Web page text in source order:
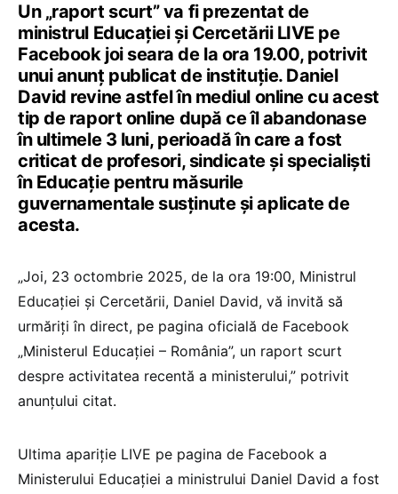
Un „raport scurt” va fi prezentat de
ministrul Educației și Cercetării LIVE pe
Facebook joi seara de la ora 19.00, potrivit
unui anunț publicat de instituție. Daniel
David revine astfel în mediul online cu acest
tip de raport online după ce îl abandonase
în ultimele 3 luni, perioadă în care a fost
criticat de profesori, sindicate și specialiști
în Educație pentru măsurile
guvernamentale susținute și aplicate de
acesta.
„Joi, 23 octombrie 2025, de la ora 19:00, Ministrul
Educației și Cercetării, Daniel David, vă invită să
urmăriți în direct, pe pagina oficială de Facebook
„Ministerul Educației – România”, un raport scurt
despre activitatea recentă a ministerului,” potrivit
anunțului citat.
Ultima apariție LIVE pe pagina de Facebook a
Ministerului Educației a ministrului Daniel David a fost